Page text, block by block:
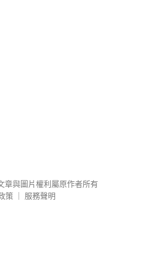
章與圖片權利屬原作者所有
策
服務聲明